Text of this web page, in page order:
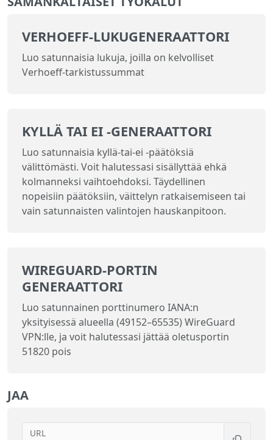
VERHOEFF-LUKUGENERAATTORI
Luo satunnaisia lukuja, joilla on kelvolliset
Verhoeff-tarkistussummat
KYLLÄ TAI EI -GENERAATTORI
Luo satunnaisia kyllä‑tai‑ei -päätöksiä
välittömästi. Voit halutessasi sisällyttää ehkä
kolmanneksi vaihtoehdoksi. Täydellinen
nopeisiin päätöksiin, väittelyn ratkaisemiseen tai
vain satunnaisten valintojen hauskanpitoon.
WIREGUARD-PORTIN
GENERAATTORI
Luo satunnainen porttinumero IANA:n
yksityisessä alueella (49152–65535) WireGuard
VPN:lle, ja voit halutessasi jättää oletusportin
51820 pois
JAA
URL